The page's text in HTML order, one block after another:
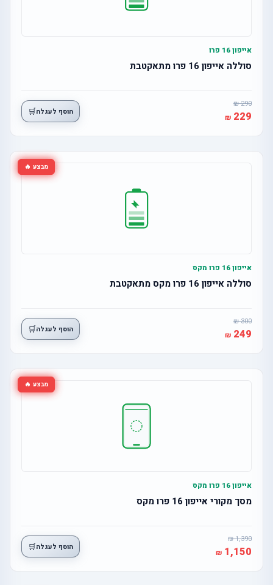
אייפון 16 פרו
סוללה אייפון 16 פרו מתאקטבת
290
229 הוסף לעגלה🛒
מבצע 🔥
אייפון 16 פרו מקס
סוללה אייפון 16 פרו מקס מתאקטבת
300
249 הוסף לעגלה🛒
מבצע 🔥
אייפון 16 פרו מקס
מסך מקורי אייפון 16 פרו מקס
1,390
1,150 הוסף לעגלה🛒